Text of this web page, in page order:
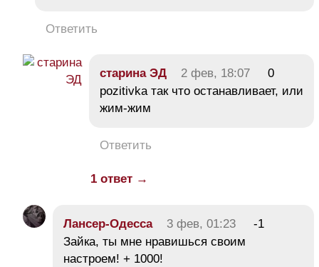
Ответить
старина ЭД 2 фев, 18:07
0
pozitivka так что останавливает, или
жим-жим
Ответить
1 ответ →
Лансер-Одесса 3 фев, 01:23
-1
Зайка, ты мне нравишься своим
настроем! + 1000!